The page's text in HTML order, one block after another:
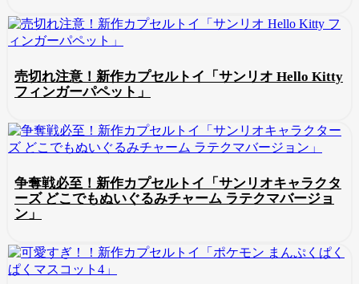
売切れ注意！新作カプセルトイ「サンリオ Hello Kitty
フィンガーパペット」
争奪戦必至！新作カプセルトイ「サンリオキャラクタ
ーズ どこでもぬいぐるみチャーム ラテクマバージョ
ン」